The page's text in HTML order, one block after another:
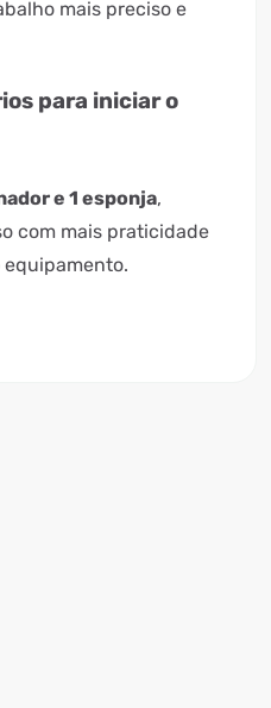
mais preciso e
para iniciar o
e 1 esponja,
com mais praticidade
equipamento.